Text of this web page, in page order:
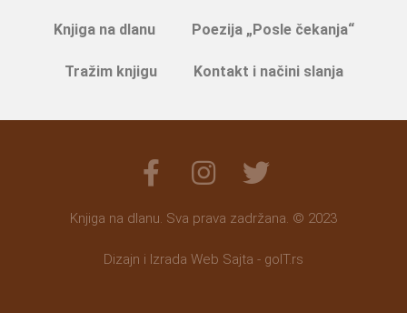
Knjiga na dlanu Poezija „Posle čekanja“
Tražim knjigu Kontakt i načini slanja
Knjiga na dlanu. Sva prava zadržana. © 2023
Dizajn i Izrada Web Sajta - goIT.rs